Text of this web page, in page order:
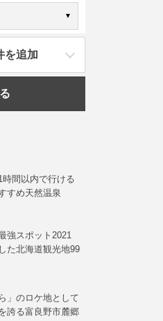
を追加
間以内で行ける
すめ天然温泉
強スポット2021
た北海道観光地99
」のロケ地として
誇る富良野市麓郷